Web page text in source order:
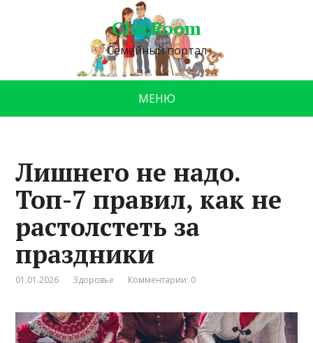
ChicRoom
Семейный портал
МЕНЮ
Лишнего не надо.
Топ-7 правил, как не
растолстеть за
праздники
01.01.2026 Здоровье Комментарии: 0